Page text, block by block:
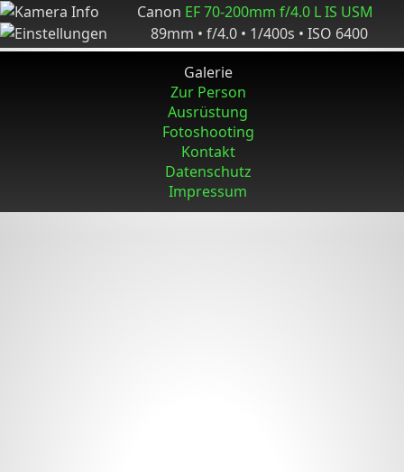
Canon EF 70-200mm f/4.0 L IS USM
89mm • f/4.0 • 1/400s • ISO 6400
Galerie
Zur Person
Ausrüstung
Fotoshooting
Kontakt
Datenschutz
Impressum